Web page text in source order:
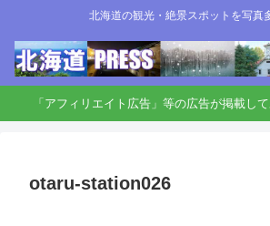
北海道の観光・絶景スポットを写真
「アフィリエイト広告」等の広告が掲載し
otaru-station026